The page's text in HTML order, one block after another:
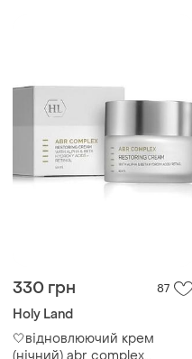
330 грн 87
Holy Land
🤍відновлюючий крем